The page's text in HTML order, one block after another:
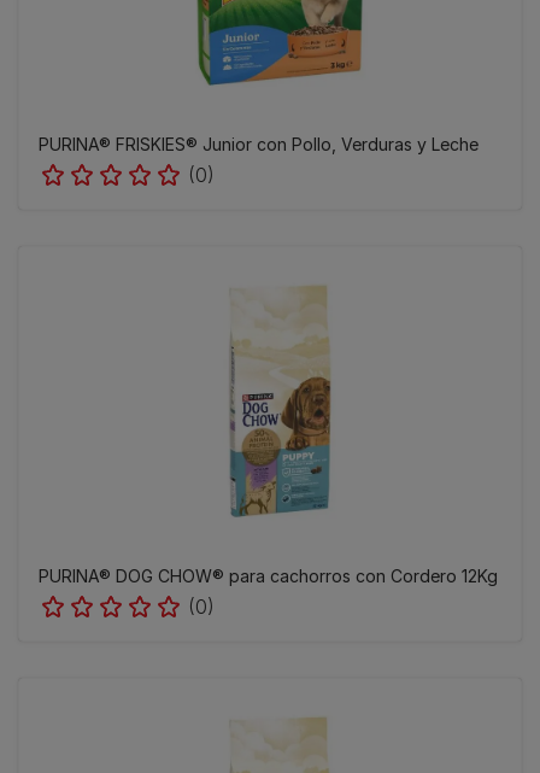
PURINA® FRISKIES® Junior con Pollo, Verduras y Leche
(0)
PURINA® DOG CHOW® para cachorros con Cordero 12Kg
(0)